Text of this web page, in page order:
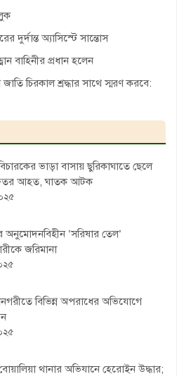
দুর্দান্ত অ্যাসিস্টে সান্তোস
বাহিনীর প্রধান হলেন
চিরকাল শ্রদ্ধার সাথে স্মরণ করবে:
ভাড়া বাসায় ছুরিকাঘাতে ছেলে
গুরুতর আহত, ঘাতক আটক
অনুমোদনবিহীন ‘সরিষার তেল’
জরিমানা
বিভিন্ন অপরাধের অভিযোগে
থানার অভিযানে হেরোইন উদ্ধার;